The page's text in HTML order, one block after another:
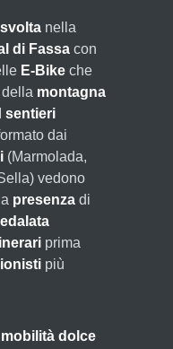
svolta nella
di Fassa con
E-Bike che
della montagna
sentieri
dai
(Marmolada,
vedono
presenza di
prima
più
mobilità dolce